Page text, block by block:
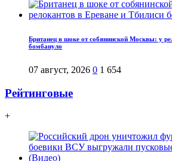
Британец в шоке от собянинской Москвы: у
бомбануло
07 август, 2026 0 1 654
Рейтинговые
+